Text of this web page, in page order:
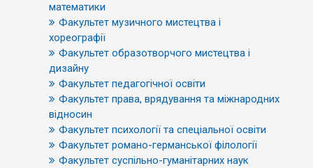
математики
Факультет музичного мистецтва і
хореографії
Факультет образотворчого мистецтва і
дизайну
Факультет педагогічної освіти
Факультет права, врядування та міжнародних
відносин
Факультет психології та спеціальної освіти
Факультет романо-германської філології
Факультет суспільно-гуманітарних наук